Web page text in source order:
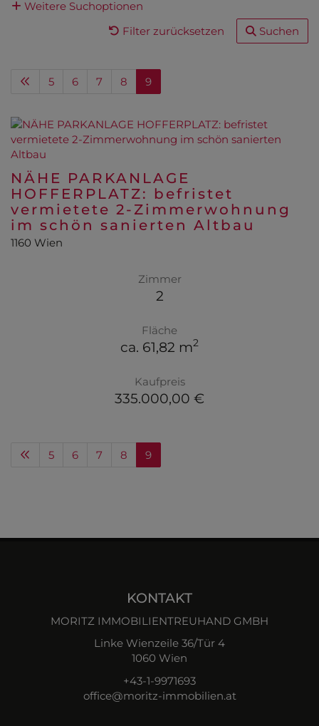
Weitere Suchoptionen
Filter zurücksetzen
Suchen
5 6 7 8 9
NÄHE PARKANLAGE
HOFFERPLATZ: befristet
vermietete 2-Zimmerwohnung
im schön sanierten Altbau
1160 Wien
Zimmer
2
Fläche
ca. 61,82 m2
Kaufpreis
335.000,00 €
5 6 7 8 9
KONTAKT
MORITZ IMMOBILIENTREUHAND GMBH
Linke Wienzeile 36/Tür 4
1060 Wien
+43-1-9971693
office@moritz-immobilien.at